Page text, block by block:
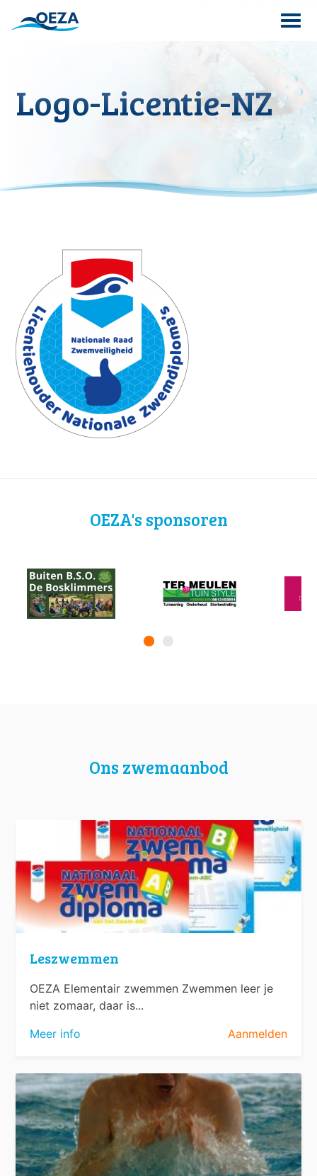
Search
Logo-Licentie-NZ
OEZA's sponsoren
Ons zwemaanbod
Leszwemmen
OEZA Elementair zwemmen Zwemmen leer je
niet zomaar, daar is...
Meer info
Aanmelden